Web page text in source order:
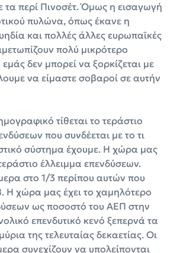
τα περί Πινοσέτ. Όμως η εισαγωγή
πυλώνα, όπως έκανε η
και πολλές άλλες ευρωπαϊκές
πολύ μικρότερο
δεν μπορεί να ξορκίζεται με
να είμαστε σοβαροί σε αυτήν
τίθεται το τεράστιο
που συνδέεται με το τι
σύστημα έχουμε. Η χώρα μας
έλλειμμα επενδύσεων.
στο 1/3 περίπου αυτών που
Η χώρα μας έχει το χαμηλότερο
ως ποσοστό του ΑΕΠ στην
επενδυτικό κενό ξεπερνά τα
της τελευταίας δεκαετίας. Οι
συνεχίζουν να υπολείπονται